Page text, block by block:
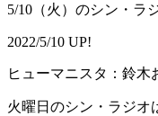
5/10（火）のシン・ラ
2022/5/10 UP!
ヒューマニスタ：鈴木
火曜日のシン・ラジオ